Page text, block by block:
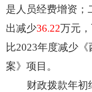
是人员经费增资
出减少36.22万元
比2023年度减少
案》项目 。
财政拨款年初